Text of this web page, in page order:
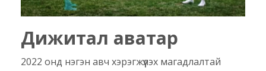
Дижитал аватар
2022 онд нэгэн авч хэрэгжүүлэх магадлалтай